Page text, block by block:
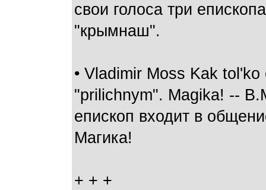
свои голоса три
"крымнаш".
• Vladimir Moss Kak
"prilichnym". Magika! --
епископ входит в
Магика!
+ + +